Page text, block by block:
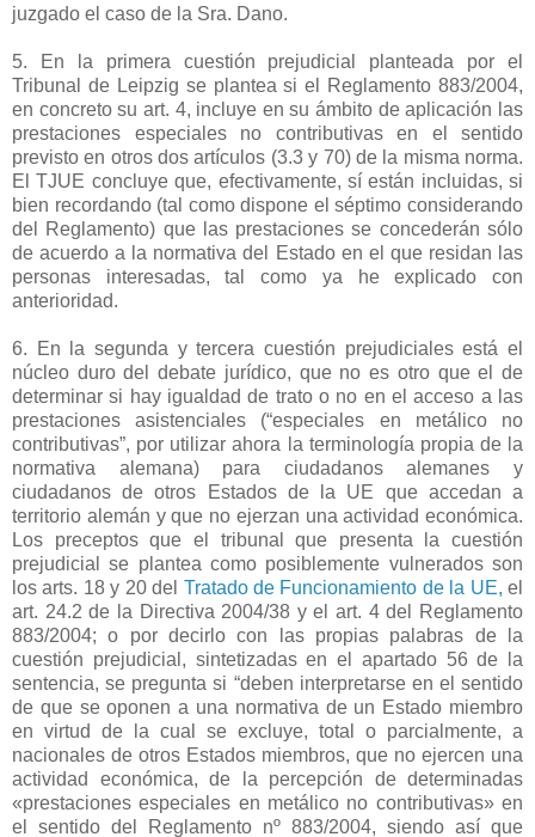
juzgado el caso de la Sra. Dano.
5. En la primera cuestión prejudicial planteada por el
Tribunal de Leipzig se plantea si el Reglamento 883/2004,
en concreto su art. 4, incluye en su ámbito de aplicación las
prestaciones especiales no contributivas en el sentido
previsto en otros dos artículos (3.3 y 70) de la misma norma.
El TJUE concluye que, efectivamente, sí están incluidas, si
bien recordando (tal como dispone el séptimo considerando
del Reglamento) que las prestaciones se concederán sólo
de acuerdo a la normativa del Estado en el que residan las
personas interesadas, tal como ya he explicado con
anterioridad.
6. En la segunda y tercera cuestión prejudiciales está el
núcleo duro del debate jurídico, que no es otro que el de
determinar si hay igualdad de trato o no en el acceso a las
prestaciones asistenciales (“especiales en metálico no
contributivas”, por utilizar ahora la terminología propia de la
normativa alemana) para ciudadanos alemanes y
ciudadanos de otros Estados de la UE que accedan a
territorio alemán y que no ejerzan una actividad económica.
Los preceptos que el tribunal que presenta la cuestión
prejudicial se plantea como posiblemente vulnerados son
los arts. 18 y 20 del Tratado de Funcionamiento de la UE, el
art. 24.2 de la Directiva 2004/38 y el art. 4 del Reglamento
883/2004; o por decirlo con las propias palabras de la
cuestión prejudicial, sintetizadas en el apartado 56 de la
sentencia, se pregunta si “deben interpretarse en el sentido
de que se oponen a una normativa de un Estado miembro
en virtud de la cual se excluye, total o parcialmente, a
nacionales de otros Estados miembros, que no ejercen una
actividad económica, de la percepción de determinadas
«prestaciones especiales en metálico no contributivas» en
el sentido del Reglamento nº 883/2004, siendo así que